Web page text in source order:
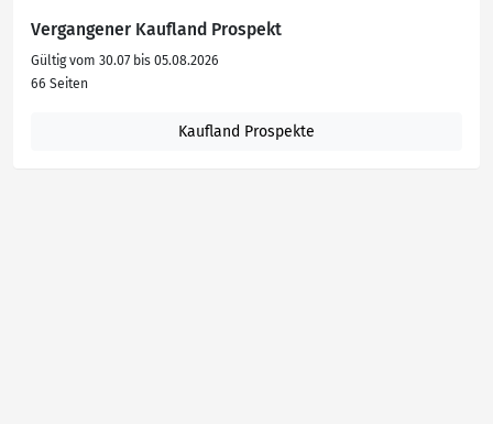
Vergangener Kaufland Prospekt
Gültig vom 30.07 bis 05.08.2026
66 Seiten
Kaufland Prospekte